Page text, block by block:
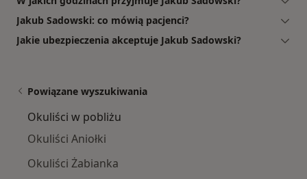
Jakub Sadowski: co mówią pacjenci?
Jakie ubezpieczenia akceptuje Jakub Sadowski?
Powiązane wyszukiwania
Okuliści w pobliżu
Okuliści Aniołki
Okuliści Żabianka